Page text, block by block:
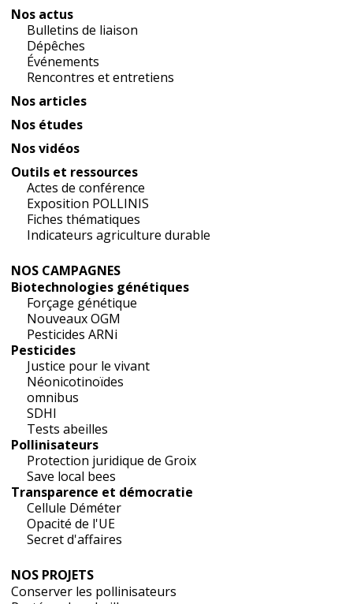
Nos actus
Bulletins de liaison
Dépêches
Événements
Rencontres et entretiens
Nos articles
Nos études
Nos vidéos
Outils et ressources
Actes de conférence
Exposition POLLINIS
Fiches thématiques
Indicateurs agriculture durable
NOS CAMPAGNES
Biotechnologies génétiques
Forçage génétique
Nouveaux OGM
Pesticides ARNi
Pesticides
Justice pour le vivant
Néonicotinoïdes
omnibus
SDHI
Tests abeilles
Pollinisateurs
Protection juridique de Groix
Save local bees
Transparence et démocratie
Cellule Déméter
Opacité de l'UE
Secret d'affaires
NOS PROJETS
Conserver les pollinisateurs